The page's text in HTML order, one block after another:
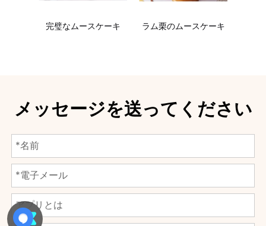
ラム栗のムースケーキ
メッセージを送ってください